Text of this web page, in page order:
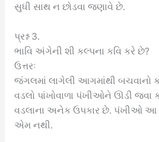
સુધી સાથ ન છોડવા જણાવે છે.
પ્રશ્ન 3.
ભાવિ અંગેની શી કલ્પના કવિ કરે છે?
ઉત્તરઃ
જંગલમાં લાગેલી આગમાંથી બચવાનો
વડલો પાંખોવાળા પંખીઓને ઊડી
વડલાના અનેક ઉપકાર છે. પંખીઓ આ
એમ નથી.